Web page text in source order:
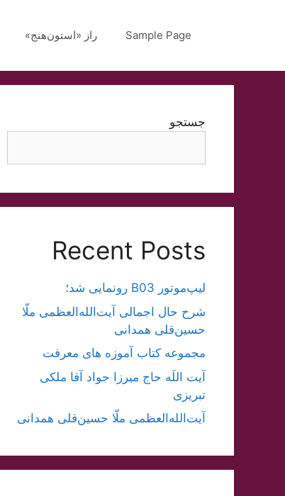
Sample Page راز «استون‌هنج»
جستجو
Recent Posts
لیپ‌موتور B03 رونمایی شد؛
شرح حال اجمالی آیت‌الله‌العظمی ملّا
حسین‌قلی همدانی
مجموعه کتاب آموزه های معرفت
آیت اللَه حاج میرزا جواد آقا ملکی
تبریزی
آیت‌الله‌العظمی ملّا حسین‌قلی همدانی